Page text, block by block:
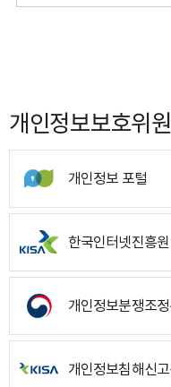
개인정보보호위
개인정보 포털
한국인터넷진흥원
개인정보분쟁조
개인정보침해신